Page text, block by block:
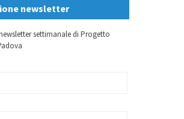
newsletter
settimanale di Progetto